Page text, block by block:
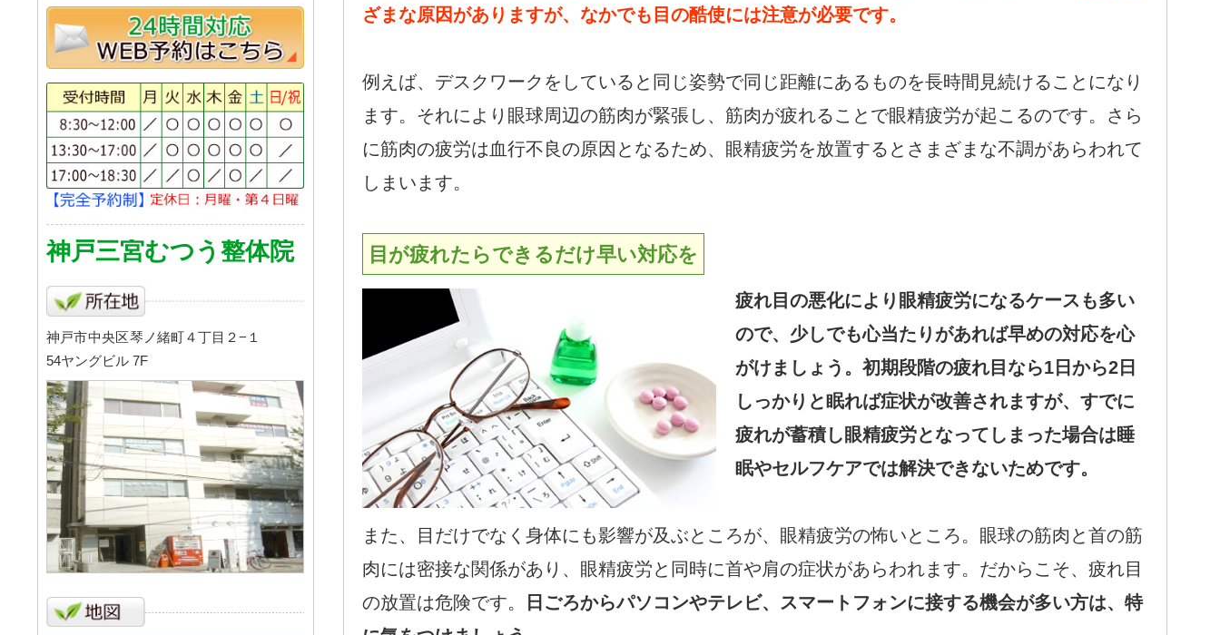
ざまな原因がありますが、なかでも目の酷使には注意が必要です。
例えば、デスクワークをしていると同じ姿勢で同じ距離にあるものを長時間見続けることになり
ます。それにより眼球周辺の筋肉が緊張し、筋肉が疲れることで眼精疲労が起こるのです。さら
に筋肉の疲労は血行不良の原因となるため、眼精疲労を放置するとさまざまな不調があらわれて
しまいます。
目が疲れたらできるだけ早い対応を
疲れ目の悪化により眼精疲労になるケースも多い
ので、少しでも心当たりがあれば早めの対応を心
がけましょう。初期段階の疲れ目なら1日から2日
しっかりと眠れば症状が改善されますが、すでに
疲れが蓄積し眼精疲労となってしまった場合は睡
眠やセルフケアでは解決できないためです。
また、目だけでなく身体にも影響が及ぶところが、眼精疲労の怖いところ。眼球の筋肉と首の筋
肉には密接な関係があり、眼精疲労と同時に首や肩の症状があらわれます。だからこそ、疲れ目
の放置は危険です。
日ごろからパソコンやテレビ、スマートフォンに接する機会が多い方は、特
神戸三宮むつう整体院
神戸市中央区琴ノ緒町４丁目２−１
54ヤングビル 7F